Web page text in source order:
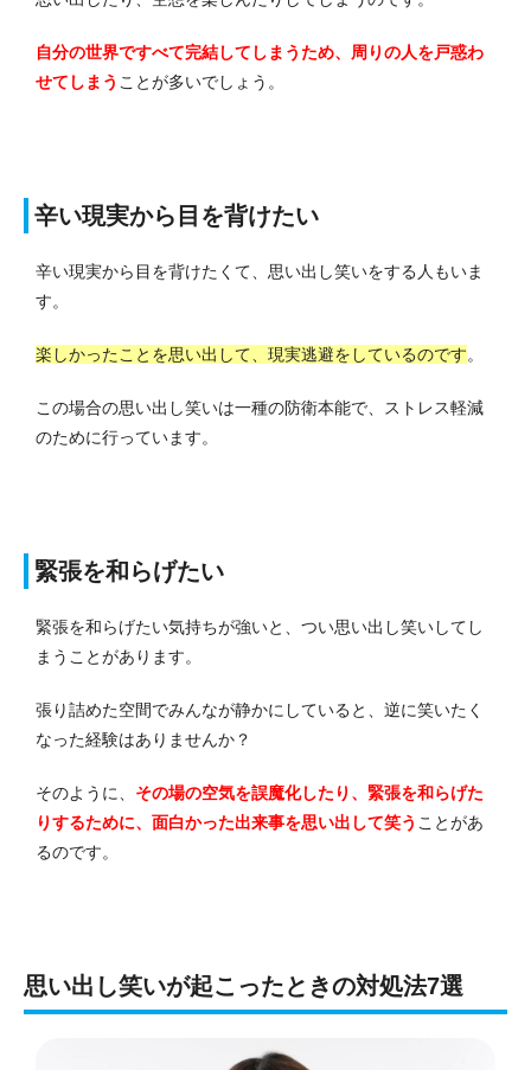
自分の世界ですべて完結してしまうため、周りの人を戸惑わ
せてしまう ことが多いでしょう。
辛い現実から目を背けたい
辛い現実から目を背けたくて、思い出し笑いをする人もいま
す。
楽しかったことを思い出して、現実逃避をしているのです。
この場合の思い出し笑いは一種の防衛本能で、ストレス軽減
のために行っています。
緊張を和らげたい
緊張を和らげたい気持ちが強いと、つい思い出し笑いしてし
まうことがあります。
張り詰めた空間でみんなが静かにしていると、逆に笑いたく
なった経験はありませんか？
そのように、 その場の空気を誤魔化したり、緊張を和らげた
りするために、面白かった出来事を思い出して笑う ことがあ
るのです。
思い出し笑いが起こったときの対処法7選